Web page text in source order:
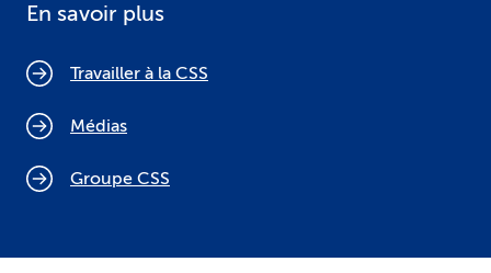
En savoir plus
Travailler à la CSS
Médias
Groupe CSS